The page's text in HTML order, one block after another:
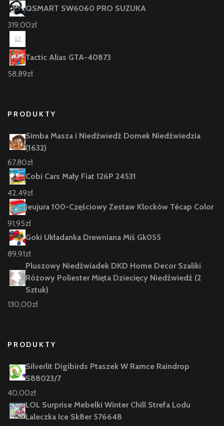
QSMART SW6060 PRO SUZUKA
319,00zł
Tactic Alias GTA-40873
58,89zł
PRODUKTY
Simba Masza i Niedźwiedź Domek Niedźwiedzia
(1632)
67,80zł
Cobi Cars Mały Fiat 126P 24531
42,49zł
Jeujura 100-Częściowy Zestaw Klocków Técap Color
91,95zł
Goki Układanka Drewniana Miś Gk055
89,91zł
Pluszowy Niedźwiadek DKD Home Decor Szaliki
Różowy Poliester Mięta Dziecięcy Niedźwiedź (2
Sztuk)
130,00zł
PRODUKTY
Silverlit Digibirds Ptaszek W Ramce Raindrop
S88023/7
40,00zł
LOL Surprise Mebelki Winter Chill Strefa Lodu
Laleczka Ice Sk8er 576648